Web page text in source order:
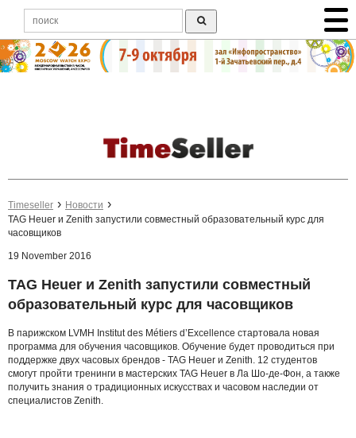
Timeseller
Новости
TAG Heuer и Zenith запустили совместный образовательный курс для
часовщиков
19 November 2016
TAG Heuer и Zenith запустили совместный
образовательный курс для часовщиков
В парижском LVMH Institut des Métiers d’Excellence стартовала новая
программа для обучения часовщиков. Обучение будет проводиться при
поддержке двух часовых брендов - TAG Heuer и Zenith. 12 студентов
смогут пройти тренинги в мастерских TAG Heuer в Ла Шо-де-Фон, а также
получить знания о традиционных искусствах и часовом наследии от
специалистов Zenith.